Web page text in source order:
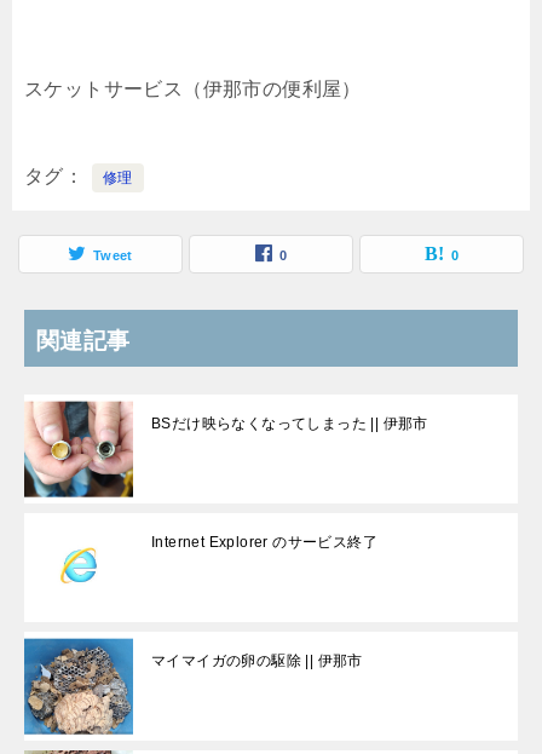
スケットサービス（伊那市の便利屋）
タグ 修理
Tweet 0 0
関連記事
BSだけ映らなくなってしまった || 伊那市
Internet Explorer のサービス終了
マイマイガの卵の駆除 || 伊那市